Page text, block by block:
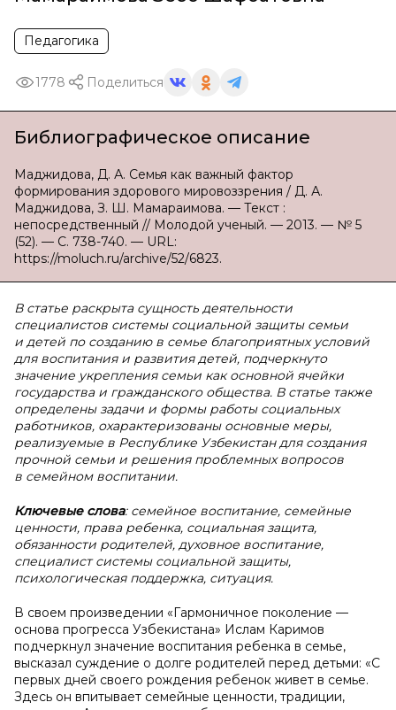
Педагогика
1778 Поделиться
Библиографическое описание
Маджидова, Д. А. Семья как важный фактор
формирования здорового мировоззрения / Д. А.
Маджидова, З. Ш. Мамараимова. — Текст :
непосредственный // Молодой ученый. — 2013. — № 5
(52). — С. 738-740. — URL:
https://moluch.ru/archive/52/6823.
В статье раскрыта сущность деятельности
специалистов системы социальной защиты семьи
и детей по созданию в семье благоприятных условий
для воспитания и развития детей, подчеркнуто
значение укрепления семьи как основной ячейки
государства и гражданского общества. В статье также
определены задачи и формы работы социальных
работников, охарактеризованы основные меры,
реализуемые в Республике Узбекистан для создания
прочной семьи и решения проблемных вопросов
в семейном воспитании.
Ключевые слова: семейное воспитание, семейные
ценности, права ребенка, социальная защита,
обязанности родителей, духовное воспитание,
специалист системы социальной защиты,
психологическая поддержка, ситуация.
В своем произведении «Гармоничное поколение —
основа прогресса Узбекистана» Ислам Каримов
подчеркнул значение воспитания ребенка в семье,
высказал суждение о долге родителей перед детьми: «С
первых дней своего рождения ребенок живет в семье.
Здесь он впитывает семейные ценности, традиции,